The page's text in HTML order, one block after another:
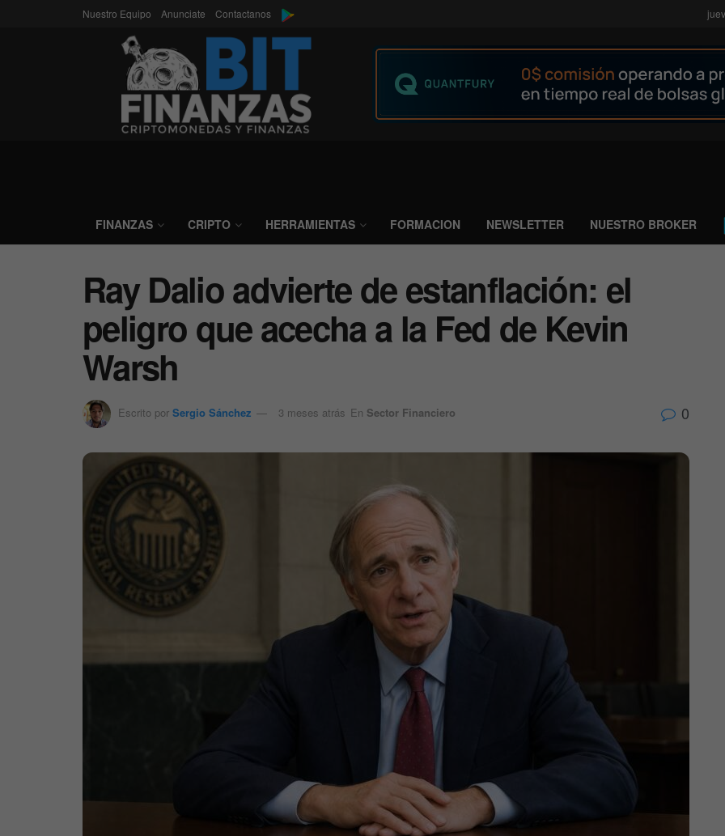
Nuestro Equipo Anunciate Contactanos
FINANZAS CRIPTO HERRAMIENTAS FORMACION NEWSLETTER NUESTRO BROKER
Ray Dalio advierte de estanflación: el
peligro que acecha a la Fed de Kevin
Warsh
Escrito por Sergio Sánchez 3 meses atrás En Sector Financiero 0